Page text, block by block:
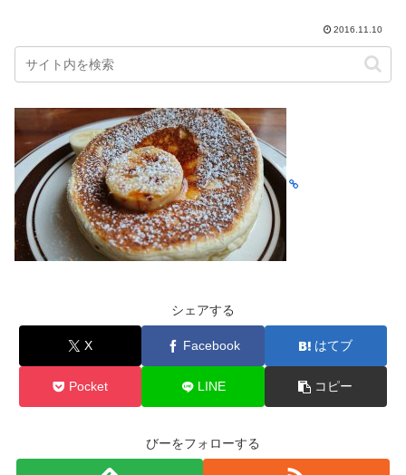
2016.11.10
シェアする
X Facebook はてブ
Pocket LINE コピー
びーをフォローする